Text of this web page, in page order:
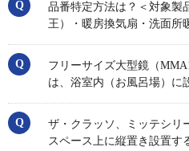
品番特定方法は？＜対象製
王）・暖房換気扇・洗面所
フリーサイズ大型鏡（
は、浴室内（お風呂場）に
ザ・クラッソ、ミッテシリ
スペース上に縦置き設置す